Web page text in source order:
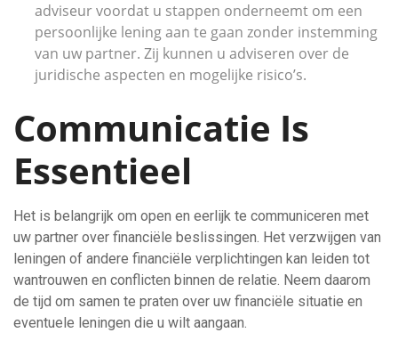
adviseur voordat u stappen onderneemt om een
persoonlijke lening aan te gaan zonder instemming
van uw partner. Zij kunnen u adviseren over de
juridische aspecten en mogelijke risico’s.
Communicatie Is
Essentieel
Het is belangrijk om open en eerlijk te communiceren met
uw partner over financiële beslissingen. Het verzwijgen van
leningen of andere financiële verplichtingen kan leiden tot
wantrouwen en conflicten binnen de relatie. Neem daarom
de tijd om samen te praten over uw financiële situatie en
eventuele leningen die u wilt aangaan.